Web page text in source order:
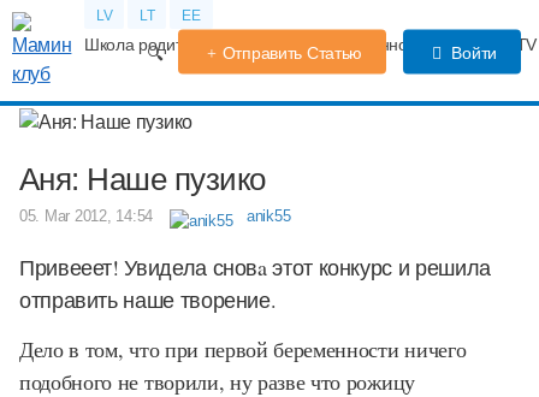
LV LT EE
Школа родителей Календарь беременности Форум
Отправить Статью Войти
Аня: Наше пузико
05. Mar 2012, 14:54 anik55
Привееет! Увидела сновa этот конкурс и решила
отправить наше творение.
Дело в том, что при первой беременности ничего
подобного не творили, ну разве что рожицу